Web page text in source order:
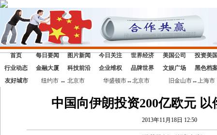
首页 每日要闻 图片新闻 今日关注 世界经济 美国公司
投资美
行业动态
金融大厦 科技前沿 企业维权 品牌世界 文娱广场
黑色档
友好城市
纽约市 ↔ 北京市 华盛顿市↔北京市 旧金山市↔上海市
中国向伊朗投资200亿欧元
2013年11月18日 12:50